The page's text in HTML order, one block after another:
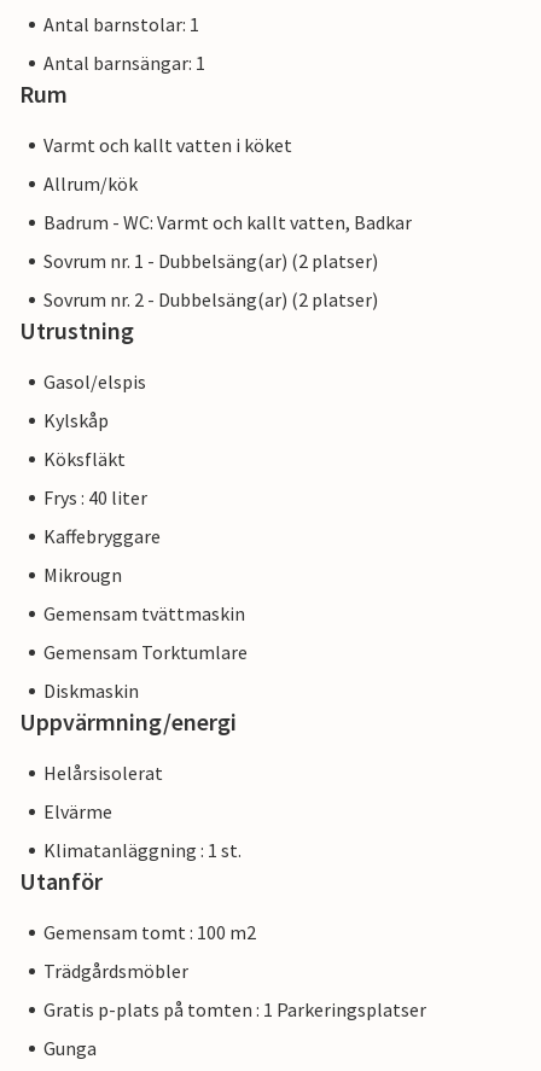
Antal barnstolar: 1
Antal barnsängar: 1
Rum
Varmt och kallt vatten i köket
Allrum/kök
Badrum - WC: Varmt och kallt vatten, Badkar
Sovrum nr. 1 - Dubbelsäng(ar) (2 platser)
Sovrum nr. 2 - Dubbelsäng(ar) (2 platser)
Utrustning
Gasol/elspis
Kylskåp
Köksfläkt
Frys : 40 liter
Kaffebryggare
Mikrougn
Gemensam tvättmaskin
Gemensam Torktumlare
Diskmaskin
Uppvärmning/energi
Helårsisolerat
Elvärme
Klimatanläggning : 1 st.
Utanför
Gemensam tomt : 100 m2
Trädgårdsmöbler
Gratis p-plats på tomten : 1 Parkeringsplatser
Gunga